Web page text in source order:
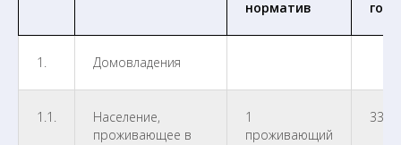
норматив
год)
1. Домовладения
1.1.
Население,
проживающее в
1
проживающий